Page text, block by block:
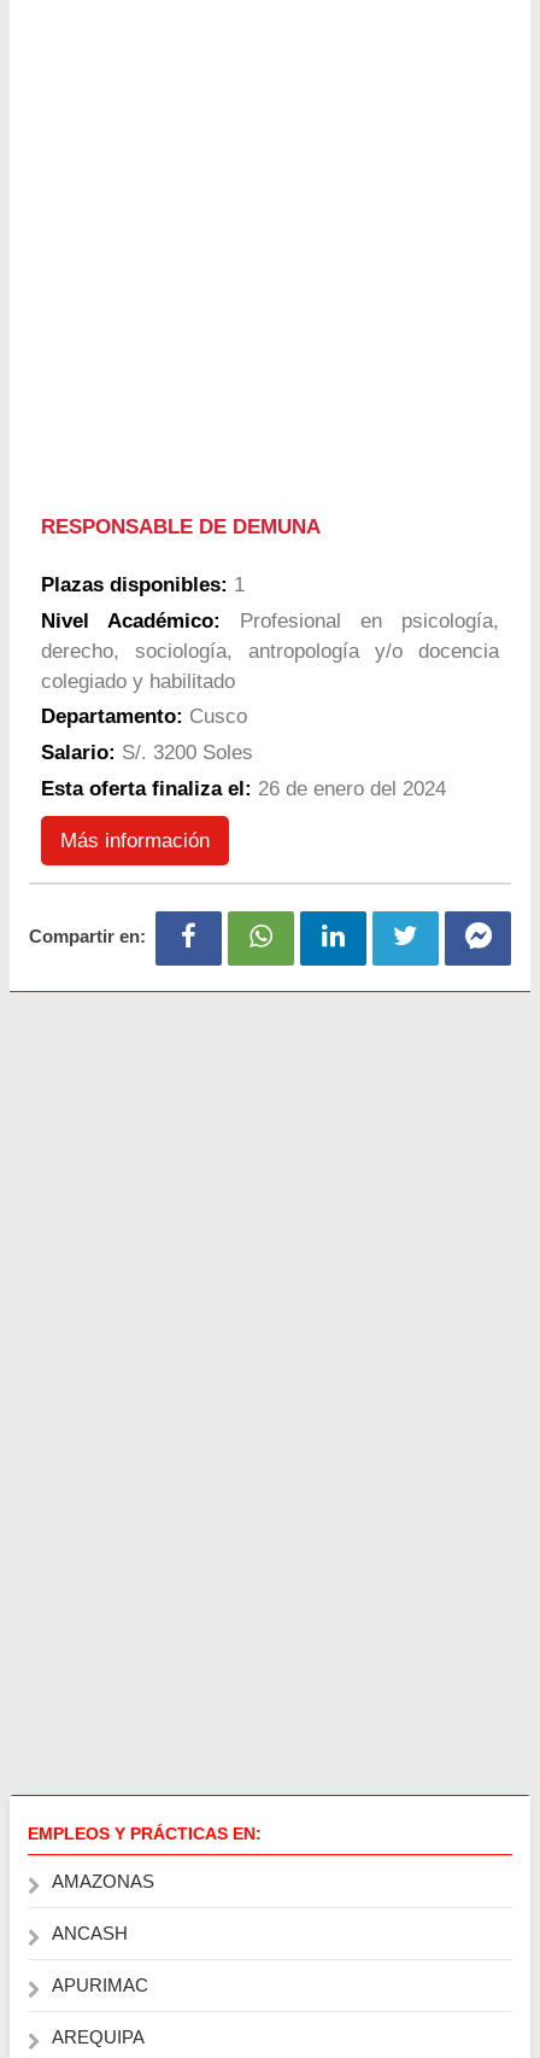
RESPONSABLE DE DEMUNA
Plazas disponibles: 1
Nivel Académico:
Profesional en psicología,
derecho, sociología, antropología y/o docencia
colegiado y habilitado
Departamento: Cusco
Salario: S/. 3200 Soles
Esta oferta finaliza el: 26 de enero del 2024
Más información
Compartir en:
EMPLEOS Y PRÁCTICAS EN:
AMAZONAS
ANCASH
APURIMAC
AREQUIPA